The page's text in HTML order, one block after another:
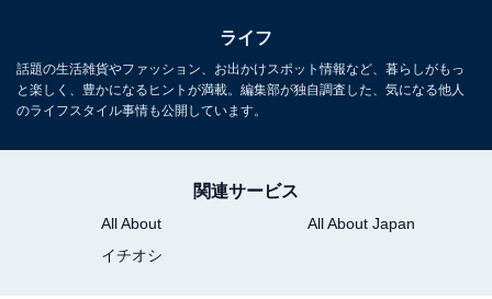
ライフ
話題の生活雑貨やファッション、お出かけスポット情報など、暮らしがもっ
と楽しく、豊かになるヒントが満載。編集部が独自調査した、気になる他人
のライフスタイル事情も公開しています。
関連サービス
All About
All About Japan
イチオシ